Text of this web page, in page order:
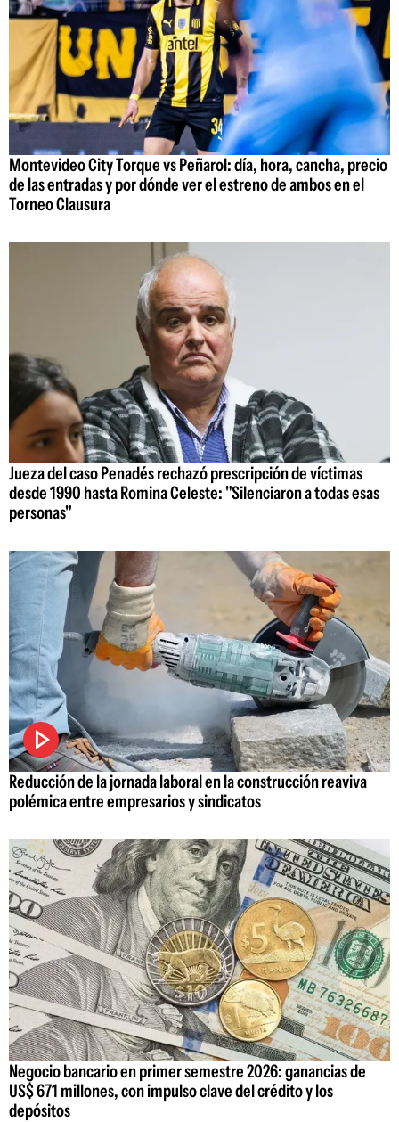
Montevideo City Torque vs Peñarol: día, hora, cancha, precio
de las entradas y por dónde ver el estreno de ambos en el
Torneo Clausura
Jueza del caso Penadés rechazó prescripción de víctimas
desde 1990 hasta Romina Celeste: "Silenciaron a todas esas
personas"
Reducción de la jornada laboral en la construcción reaviva
polémica entre empresarios y sindicatos
Negocio bancario en primer semestre 2026: ganancias de
US$ 671 millones, con impulso clave del crédito y los
depósitos